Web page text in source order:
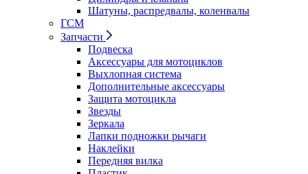
Шатуны, распредвалы, коленвалы
ГСМ
Запчасти
Подвеска
Аксессуары для мотоциклов
Выхлопная система
Дополнительные аксессуары
Защита мотоцикла
Звезды
Зеркала
Лапки подножки рычаги
Наклейки
Передняя вилка